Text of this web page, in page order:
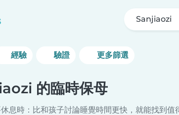
Sanjiaozi
經驗 驗證 更多篩選
的臨時保母
息時：比和孩子討論睡覺時間更快，就能找到值